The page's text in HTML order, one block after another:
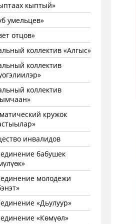
кыптый»
умельцев»
отцов»
коллектив «Алгыс»
коллектив
коллектив
кружок
инвалидов
бабушек
молодежи
«Дьулуур»
«Көмүөл»